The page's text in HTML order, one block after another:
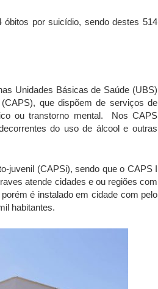
óbitos por suicídio, sendo destes 514
Unidades Básicas de Saúde (UBS)
que dispõem de serviços de
ou transtorno mental. Nos CAPS
do uso de álcool e outras
juvenil (CAPSi), sendo que o CAPS I
atende cidades e ou regiões com
é instalado em cidade com pelo
habitantes.